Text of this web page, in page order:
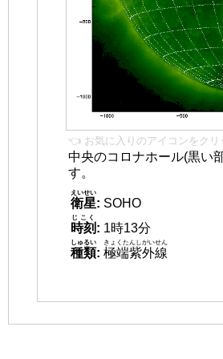
👈 お気に入りのアイコンをクリ
中央のコロナホール(黒い
す。
衛星
えいせい
: SOHO
時刻
じこく
: 1時13分
種類
しゅるい
: 極端紫外線
きょくたんしがいせん